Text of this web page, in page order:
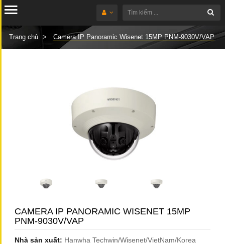
Trang chủ Camera IP Panoramic Wisenet 15MP PNM-9030V/VAP
CAMERA IP PANORAMIC WISENET 15MP
PNM-9030V/VAP
Nhà sản xuất: Hanwha Techwin/Wisenet/VietNam/Korea